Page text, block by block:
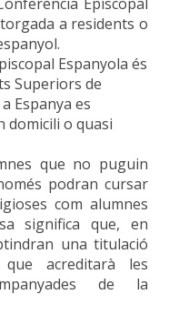
a residents o
Espanyola és
Superiors de
Espanya es
domicili o quasi
que no puguin
podran cursar
com alumnes
significa que, en
una titulació
acreditarà les
de la